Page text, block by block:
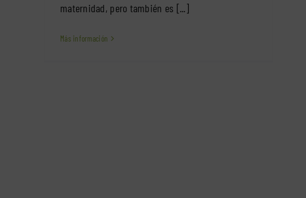
maternidad, pero también es [...]
Más información